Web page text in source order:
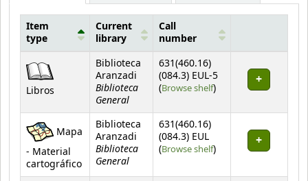
Item
type
Current
library
Call
number
Libros
Biblioteca
Aranzadi
Biblioteca
General
631(460.16)
(084.3) EUL-5
(Browse shelf(Opens below)
)
Mapa
- Material
cartográfico
Biblioteca
Aranzadi
Biblioteca
General
631(460.16)
(084.3) EUL
(Browse shelf(Opens below)
)